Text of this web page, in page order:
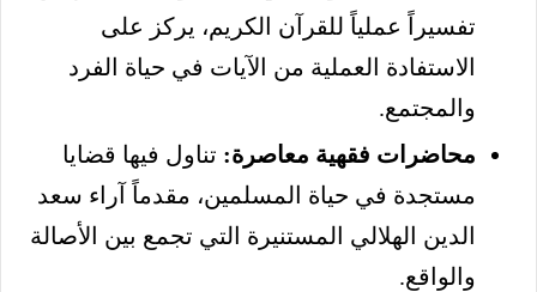
تفسيراً عملياً للقرآن الكريم، يركز على
الاستفادة العملية من الآيات في حياة الفرد
والمجتمع.
محاضرات فقهية معاصرة: تناول فيها قضايا
مستجدة في حياة المسلمين، مقدماً آراء سعد
الدين الهلالي المستنيرة التي تجمع بين الأصالة
والواقع.